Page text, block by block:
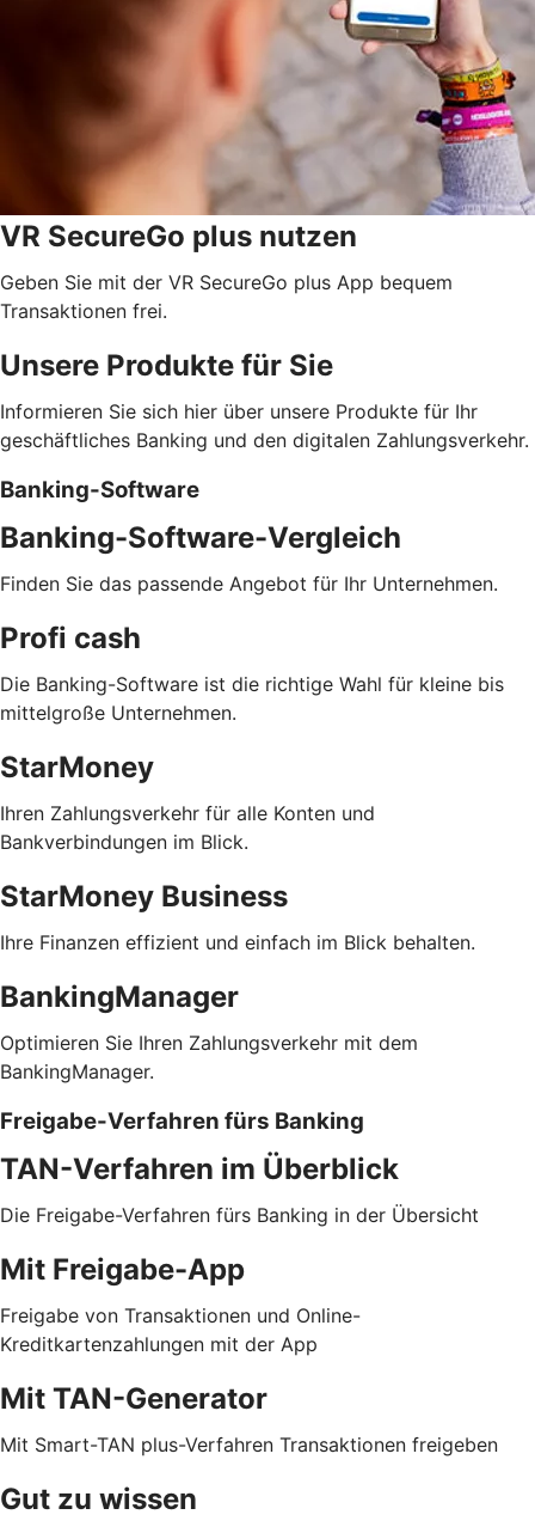
VR SecureGo plus nutzen
Geben Sie mit der VR SecureGo plus App bequem
Transaktionen frei.
Unsere Produkte für Sie
Informieren Sie sich hier über unsere Produkte für Ihr
geschäftliches Banking und den digitalen Zahlungsverkehr.
Banking-Software
Banking-Software-Vergleich
Finden Sie das passende Angebot für Ihr Unternehmen.
Profi cash
Die Banking-Software ist die richtige Wahl für kleine bis
mittelgroße Unternehmen.
StarMoney
Ihren Zahlungsverkehr für alle Konten und
Bankverbindungen im Blick.
StarMoney Business
Ihre Finanzen effizient und einfach im Blick behalten.
BankingManager
Optimieren Sie Ihren Zahlungsverkehr mit dem
BankingManager.
Freigabe-Verfahren fürs Banking
TAN-Verfahren im Überblick
Die Freigabe-Verfahren fürs Banking in der Übersicht
Mit Freigabe-App
Freigabe von Transaktionen und Online-
Kreditkartenzahlungen mit der App
Mit TAN-Generator
Mit Smart-TAN plus-Verfahren Transaktionen freigeben
Gut zu wissen